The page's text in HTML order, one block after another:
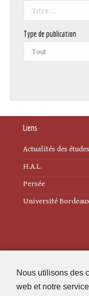
Nous utilisons des
web et notre
Type de publication
Liens
Actualités des
H.A.L.
Persée
Université
Politique de